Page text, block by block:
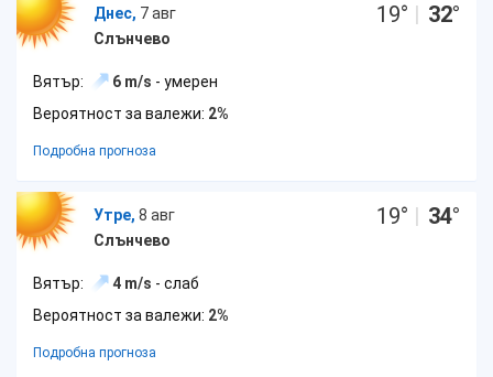
Днес, 7 авг
Слънчево
19° | 32°
Вятър: 6 m/s - умерен
Вероятност за валежи: 2%
Подробна прогноза
Утре, 8 авг
Слънчево
19° | 34°
Вятър: 4 m/s - слаб
Вероятност за валежи: 2%
Подробна прогноза